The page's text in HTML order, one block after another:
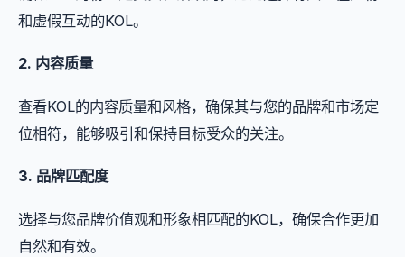
和虚假互动的KOL。
2. 内容质量
查看KOL的内容质量和风格，确保其与您的品牌和市场定
位相符，能够吸引和保持目标受众的关注。
3. 品牌匹配度
选择与您品牌价值观和形象相匹配的KOL，确保合作更加
自然和有效。